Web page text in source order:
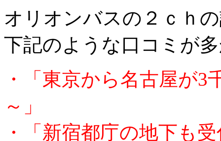
オリオンバスの２ｃｈ
下記のような口コミが
・「東京から名古屋が
～」
・「新宿都庁の地下も